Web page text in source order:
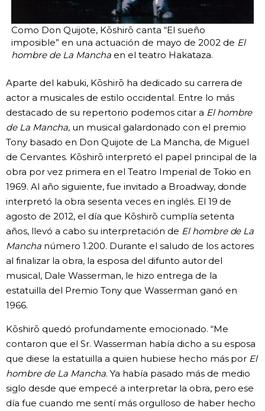
Como Don Quijote, Kōshirō canta “El sueño
imposible” en una actuación de mayo de 2002 de El
hombre de La Manchaen el teatro Hakataza.
Aparte del kabuki, Kōshirō ha dedicado su carrera de
actor a musicales de estilo occidental. Entre lo más
destacado de su repertorio podemos citar a El hombre
de La Mancha, un musical galardonado con el premio
Tony basado en Don Quijote de La Mancha, de Miguel
de Cervantes. Kōshirō interpretó el papel principal de la
obra por vez primera en el Teatro Imperial de Tokio en
1969. Al año siguiente, fue invitado a Broadway, donde
interpretó la obra sesenta veces en inglés. El 19 de
agosto de 2012, el día que Kōshirō cumplía setenta
años, llevó a cabo su interpretación de El hombre de La
Manchanúmero 1.200. Durante el saludo de los actores
al finalizar la obra, la esposa del difunto autor del
musical, Dale Wasserman, le hizo entrega de la
estatuilla del Premio Tony que Wasserman ganó en
1966.
Kōshirō quedó profundamente emocionado. “Me
contaron que el Sr. Wasserman había dicho a su esposa
que diese la estatuilla a quien hubiese hecho más por El
hombre de La Mancha. Ya había pasado más de medio
siglo desde que empecé a interpretar la obra, pero ese
día fue cuando me sentí más orgulloso de haber hecho